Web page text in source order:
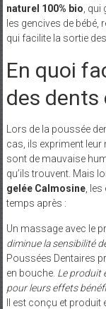
naturel 100% bio ,
les gencives de bébé,
qui facilite la sortie
En quoi
des dents
Lors de la poussée
cas, ils expriment leur
sont de mauvaise
qu’ils trouvent. Mais
gelée Calmosine, les
temps après :
Un massage avec le
diminue la sensibilité
Poussées Dentaires
en bouche. Le produit
pour leurs effets
Il est conçu et